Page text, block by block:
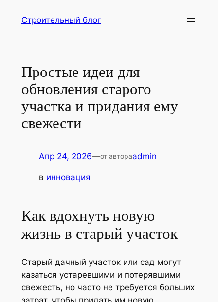
Строительный блог
Простые идеи для
обновления старого
участка и придания ему
свежести
Апр 24, 2026—от автораadmin
в инновация
Как вдохнуть новую
жизнь в старый участок
Старый дачный участок или сад могут
казаться устаревшими и потерявшими
свежесть, но часто не требуется больших
затрат, чтобы придать им новую